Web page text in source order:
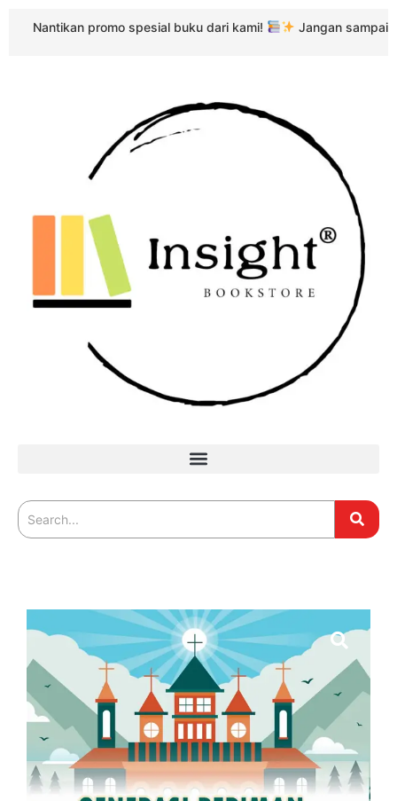
promo spesial buku dari kami! Jangan sampai terlewat